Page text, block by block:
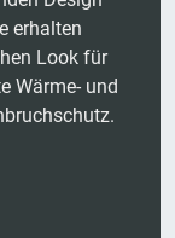
erhalten
Look für
Wärme- und